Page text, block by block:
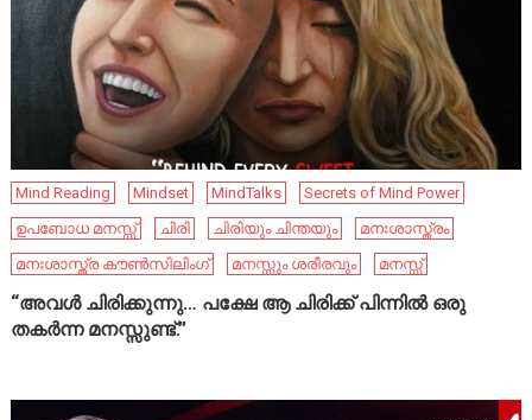
Mind Reading Mindset MindTalks
Secrets of Mind Power
ഉപബോധ മനസ്സ്
ചിരി ചിരിയും ചിന്തയും
മനഃശാസ്ത്രം
മനഃശാസ്ത്ര കൗൺസിലിംഗ്
മനസ്സും ശരീരവും മനസ്സ്
“അവൾ ചിരിക്കുന്നു… പക്ഷേ ആ ചിരിക്ക് പിന്നിൽ ഒരു
തകർന്ന മനസ്സുണ്ട്.”